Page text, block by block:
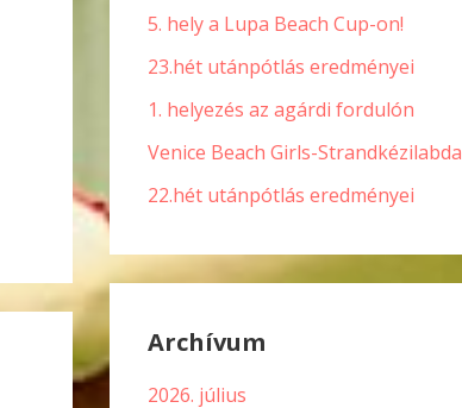
5. hely a Lupa Beach Cup-on!
23.hét utánpótlás eredményei
1. helyezés az agárdi fordulón
Venice Beach Girls-Strandkézilabda
22.hét utánpótlás eredményei
Archívum
2026. július